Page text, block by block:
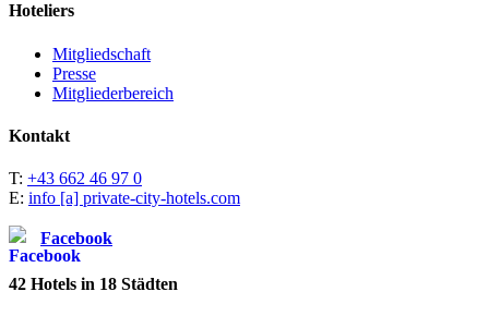
Hoteliers
Mitgliedschaft
Presse
Mitgliederbereich
Kontakt
T: +43 662 46 97 0
E: info [a] private-city-hotels.com
Facebook
42 Hotels in 18 Städten